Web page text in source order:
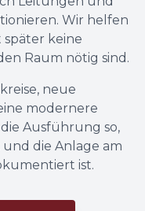
Wir helfen
später keine
Raum nötig sind.
neue
modernere
Ausführung so,
und die Anlage am
ist.